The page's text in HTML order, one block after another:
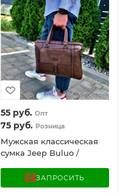
55руб. Опт
75руб. Розница
Мужская классическая
сумка Jeep Buluo /
до 17 дюймовЗАПРОСИТЬ